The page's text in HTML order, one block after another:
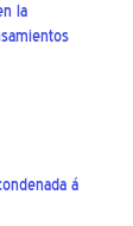
la
á